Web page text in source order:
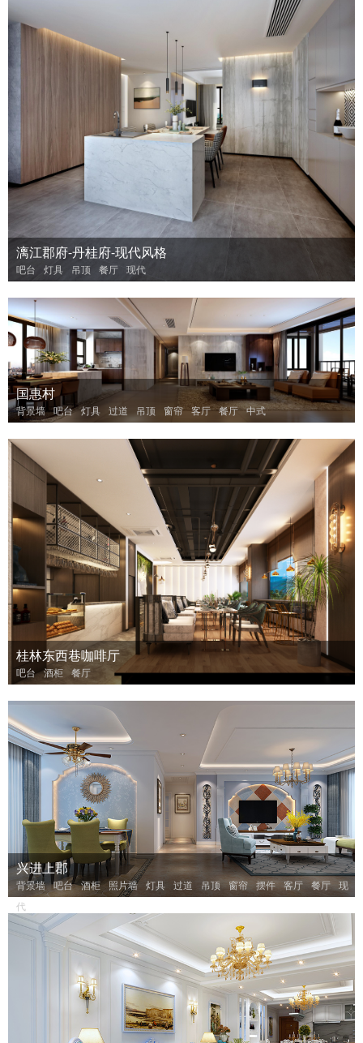
漓江郡府-丹桂府-现代风格
吧台 灯具 吊顶 餐厅 现代
国惠村
背景墙 吧台 灯具 过道 吊顶 窗帘 客厅 餐厅 中式
桂林东西巷咖啡厅
吧台 酒柜 餐厅
兴进上郡
背景墙 吧台 酒柜 照片墙 灯具 过道 吊顶 窗帘 摆件 客厅 餐厅 现
代